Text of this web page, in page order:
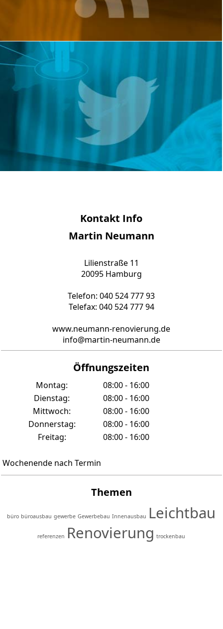
Kontakt Info
Martin Neumann
Lilienstraße 11
20095 Hamburg
Telefon: 040 524 777 93
Telefax: 040 524 777 94
www.neumann-renovierung.de
info@martin-neumann.de
Öffnungszeiten
Montag:
08:00 - 16:00
Dienstag:
08:00 - 16:00
Mittwoch:
08:00 - 16:00
Donnerstag:
08:00 - 16:00
Freitag:
08:00 - 16:00
Wochenende nach Termin
Themen
büro büroausbau gewerbe Gewerbebau Innenausbau Leichtbau
referenzen Renovierung trockenbau